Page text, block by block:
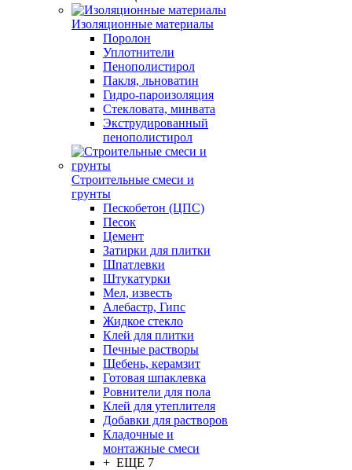
Изоляционные материалы
Поролон
Уплотнители
Пенополистирол
Пакля, льноватин
Гидро-пароизоляция
Стекловата, минвата
Экструдированный
пенополистирол
Строительные смеси и
грунты
Пескобетон (ЦПС)
Песок
Цемент
Затирки для плитки
Шпатлевки
Штукатурки
Мел, известь
Алебастр, Гипс
Жидкое стекло
Клей для плитки
Печные растворы
Щебень, керамзит
Готовая шпаклевка
Ровнители для пола
Клей для утеплителя
Добавки для растворов
Кладочные и
монтажные смеси
+ ЕЩЕ 7